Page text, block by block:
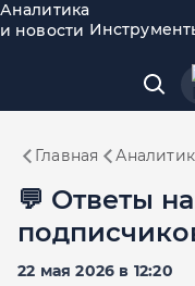
Аналитика
и новости
Главная
​​💬 Ответы
22 мая 2026 в 12:20